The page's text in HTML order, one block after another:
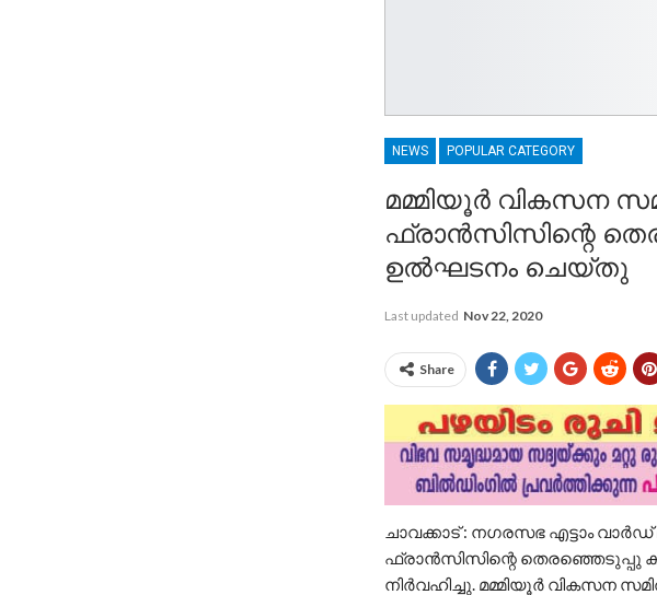
NEWS POPULAR CATEGORY
മമ്മിയൂർ വികസന
ഫ്രാൻസിസിന്റെ
ഉൽഘടനം ചെയ്തു
Last updated Nov 22, 2020
Share
ചാവക്കാട് : നഗരസഭ എട്ടാം
ഫ്രാൻസിസിന്റെ തെരഞ്ഞെടുപ്പു
നിർവഹിച്ചു. മമ്മിയൂർ വികസന